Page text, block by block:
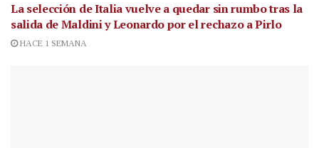
La selección de Italia vuelve a quedar sin rumbo tras la
salida de Maldini y Leonardo por el rechazo a Pirlo
HACE 1 SEMANA